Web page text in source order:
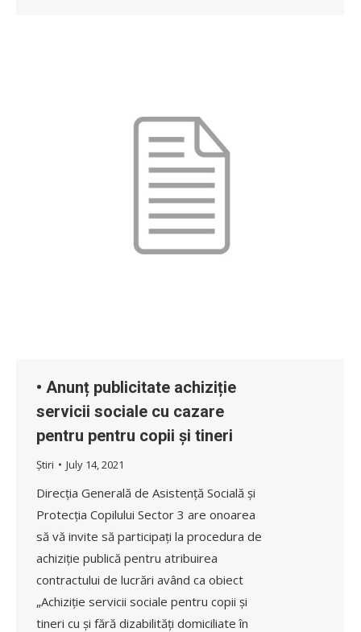
• Anunț publicitate achiziție
servicii sociale cu cazare
pentru pentru copii și tineri
Știri July 14, 2021
Direcția Generală de Asistență Socială și
Protecția Copilului Sector 3 are onoarea
să vă invite să participați la procedura de
achiziție publică pentru atribuirea
contractului de lucrări având ca obiect
„Achiziție servicii sociale pentru copii și
tineri cu și fără dizabilități domiciliate în